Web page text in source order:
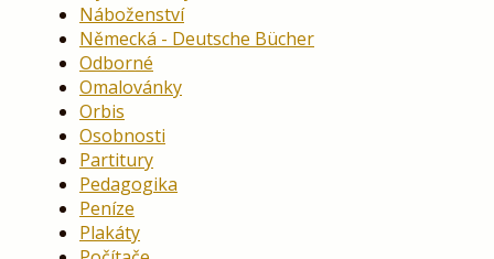
Náboženství
Německá - Deutsche Bücher
Odborné
Omalovánky
Orbis
Osobnosti
Partitury
Pedagogika
Peníze
Plakáty